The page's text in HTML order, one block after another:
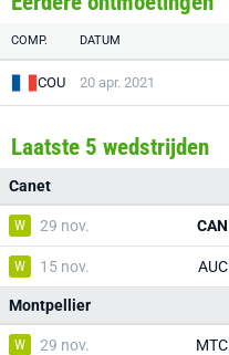
COMP. DATUM
COU 20 apr. 2021
Laatste 5 wedstrijden
Canet
W 29 nov. CAN
W 15 nov. AUC
Montpellier
W 29 nov. MTC